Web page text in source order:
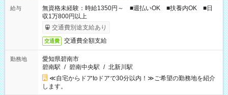
給与
無資格未経験：時給1350円～ ■週払いOK ■扶養内OK ■日
収1万800円以上
交通費別途支給あり
交通費 交通費全額支給
勤務地
愛知県碧南市
碧南駅 / 碧南中央駅 / 北新川駅
≪自宅からドアtoドアで30分以内！≫ご希望の勤務地を紹介
します。